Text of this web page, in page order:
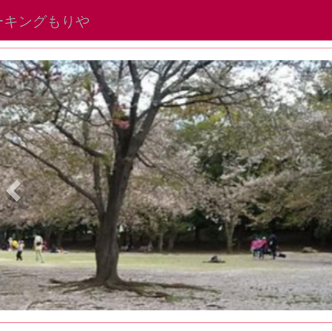
ングもりや
p
r
e
v
i
o
u
s